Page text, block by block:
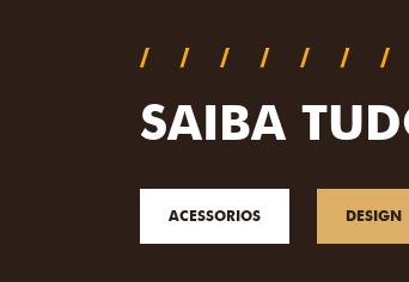
SAIBA
ACESSORIOS DESIGN